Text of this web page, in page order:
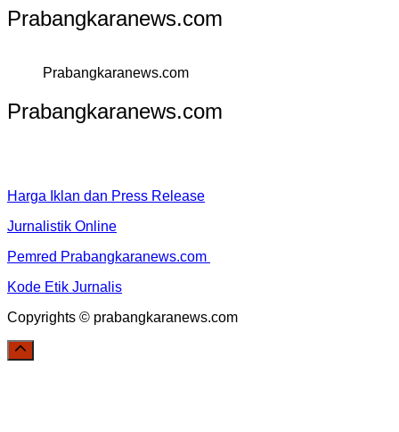
Prabangkaranews.com
Prabangkaranews.com
Prabangkaranews.com
Harga Iklan dan Press Release
Jurnalistik Online
Pemred Prabangkaranews.com
Kode Etik Jurnalis
Copyrights © prabangkaranews.com